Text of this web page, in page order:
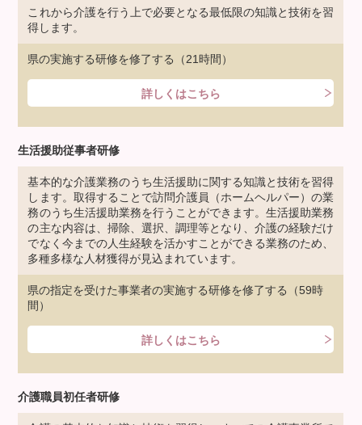
これから介護を行う上で必要となる最低限の知識と技術を習
得します。
県の実施する研修を修了する（21時間）
詳しくはこちら
生活援助従事者研修
基本的な介護業務のうち生活援助に関する知識と技術を習得
します。取得することで訪問介護員（ホームヘルパー）の業
務のうち生活援助業務を行うことができます。生活援助業務
の主な内容は、掃除、選択、調理等となり、介護の経験だけ
でなく今までの人生経験を活かすことができる業務のため、
多種多様な人材獲得が見込まれています。
県の指定を受けた事業者の実施する研修を修了する（59時
間）
詳しくはこちら
介護職員初任者研修